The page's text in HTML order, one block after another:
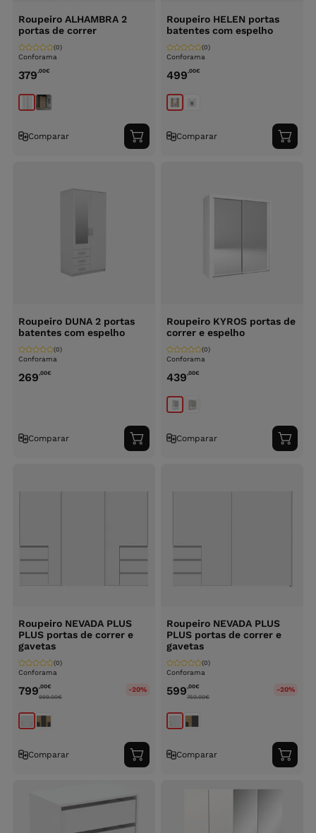
Roupeiro ALHAMBRA 2
portas de correr
Conforama
(0)
379,00€
Comparar
Adicionar
ao
Roupeiro HELEN portas
batentes com espelho
Conforama
(0)
499,00€
Comparar
ao
Roupeiro DUNA 2 portas
batentes com espelho
Conforama
(0)
269,00€
Comparar
Adicionar
ao
Roupeiro KYROS portas de
correr e espelho
Conforama
(0)
439,00€
Comparar
ao
Roupeiro NEVADA PLUS
PLUS portas de correr e
gavetas
Conforama
(0)
799,00€
999.00€
-20%
Comparar
Adicionar
ao
Roupeiro NEVADA PLUS
PLUS portas de correr e
gavetas
Conforama
(0)
599,00€
750.00€
-20%
Comparar
ao